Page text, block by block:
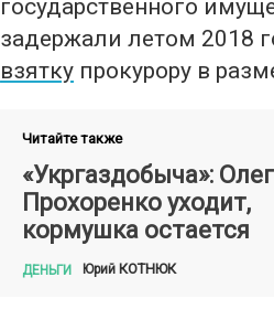
государственного
задержали летом 2018
взятку прокурору в
Читайте также
«Укргаздобыча»: Олег
Прохоренко уходит,
кормушка остается
ДЕНЬГИ Юрий КОТНЮК